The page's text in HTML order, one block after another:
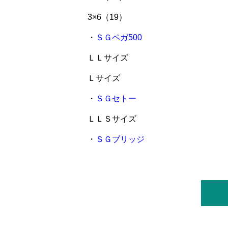
3×6（19）
・ ＳＧペガ500
ＬＬサイズ
Ｌサイズ
・ ＳＧセトー
ＬＬＳサイズ
・ ＳＧブリッジ